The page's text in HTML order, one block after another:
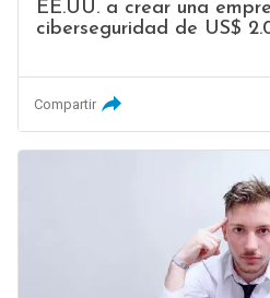
EE.UU. a crear una
ciberseguridad de US$
Compartir